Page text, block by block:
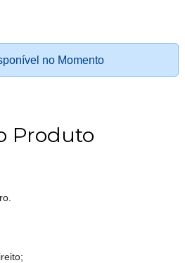
no Momento
Produto